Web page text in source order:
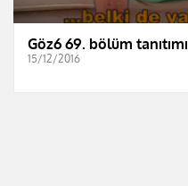
Göz6 69. bölüm tanıtımı
15/12/2016